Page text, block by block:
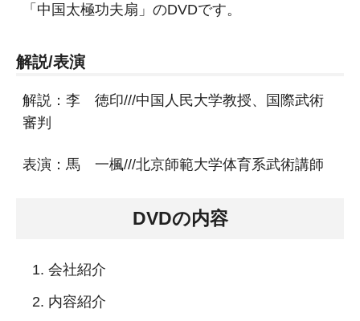
「中国太極功夫扇」のDVDです。
解説/表演
解説：李 徳印///中国人民大学教授、国際武術
審判
表演：馬 一楓///北京師範大学体育系武術講師
DVDの内容
会社紹介
内容紹介